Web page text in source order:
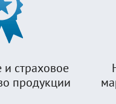
и страховое
продукции